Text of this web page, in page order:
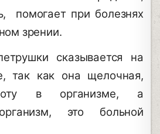
помогает при болезнях
зрении.
сказывается на
так как она щелочная,
в организме, а
это больной